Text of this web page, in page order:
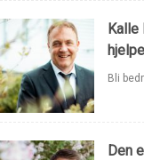
Kalle
Bli
Den